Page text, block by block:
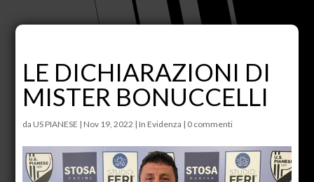
LE DICHIARAZIONI DI
MISTER BONUCCELLI
da US PIANESE | Nov 19, 2022 | In Evidenza | 0 commenti